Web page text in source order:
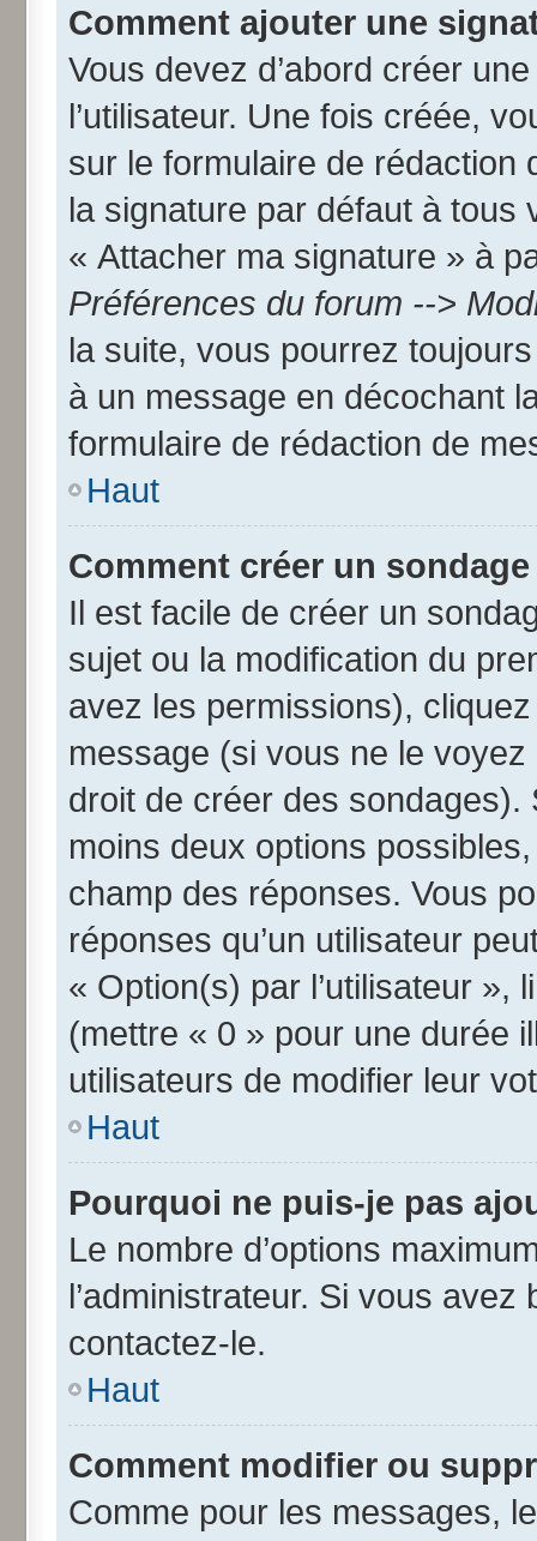
Comment ajouter une
Vous devez d’abord créer
l’utilisateur. Une fois créée,
sur le formulaire de rédaction
la signature par défaut à tous
« Attacher ma signature » à
Préférences du forum -->
la suite, vous pourrez
à un message en décochant
formulaire de rédaction de
Haut
Comment créer un
Il est facile de créer un
sujet ou la modification du
avez les permissions),
message (si vous ne le
droit de créer des
moins deux options
champ des réponses. Vous
réponses qu’un utilisateur
« Option(s) par l’utilisateur »,
(mettre « 0 » pour une durée
utilisateurs de modifier leur
Haut
Pourquoi ne puis-je pas
Le nombre d’options
l’administrateur. Si vous avez
contactez-le.
Haut
Comment modifier ou
Comme pour les messages,